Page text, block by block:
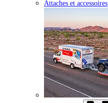
Attaches et accessoires